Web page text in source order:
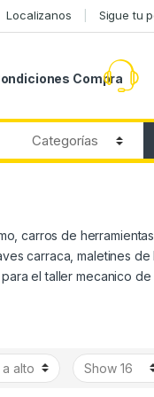
Localizanos Sigue tu
Compra
carros de
carraca, maletines de
el taller mecanico